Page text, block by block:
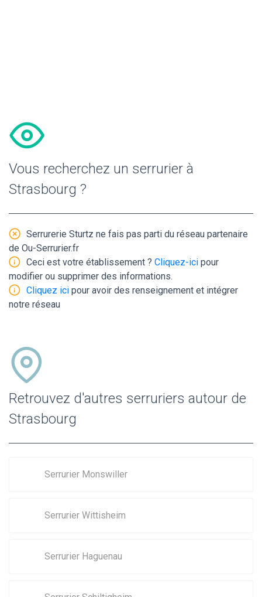
Vous recherchez un serrurier à
Strasbourg ?
Serrurerie Sturtz ne fais pas parti du réseau partenaire
de Ou-Serrurier.fr
Ceci est votre établissement ? Cliquez-ici pour
modifier ou supprimer des informations.
Cliquez ici pour avoir des renseignement et intégrer
notre réseau
Retrouvez d'autres serruriers autour de
Strasbourg
Serrurier Monswiller
Serrurier Wittisheim
Serrurier Haguenau